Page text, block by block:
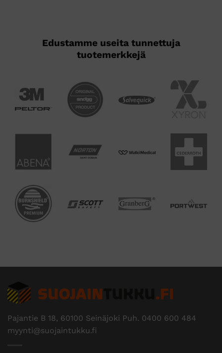
Edustamme useita tunnettuja
tuotemerkkejä
Pajantie B 18, 60100 Seinäjoki Puh. 0400 600 484
myynti@suojaintukku.fi